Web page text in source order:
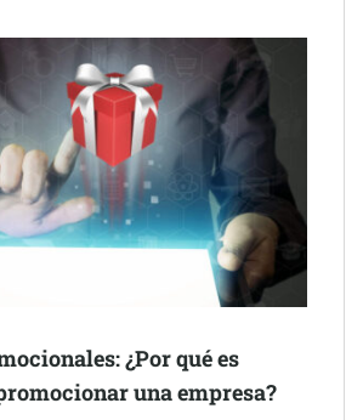
rentabilidad en el primer semestre de 2026
que transforman espacios de la
¿Por qué es
una empresa?